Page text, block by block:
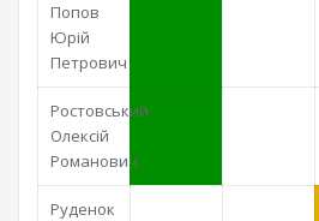
Попов
Юрій
Петрович
Ростовський
Олексій
Романович
Руденок